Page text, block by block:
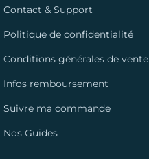
Contact & Support
Politique de confidentialité
Conditions générales de vente
Infos remboursement
Suivre ma commande
Nos Guides